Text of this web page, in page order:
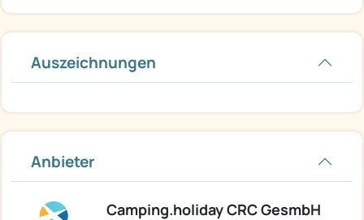
Auszeichnungen
Anbieter
Camping.holiday CRC GesmbH